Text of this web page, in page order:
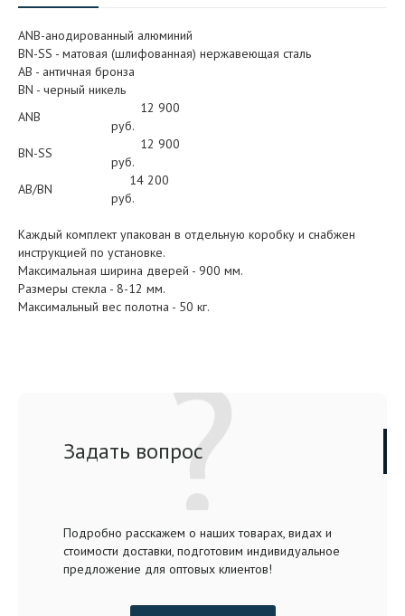
ANB-анодированный алюминий
BN-SS - матовая (шлифованная) нержавеющая сталь
АB - античная бронза
BN - черный никель
ANB
12 900
руб.
BN-SS
12 900
руб.
AB/BN
14 200
руб.
Каждый комплект упакован в отдельную коробку и снабжен
инструкцией по установке.
Максимальная ширина дверей - 900 мм.
Размеры стекла - 8-12 мм.
Максимальный вес полотна - 50 кг.
Задать вопрос
Подробно расскажем о наших товарах, видах и
стоимости доставки, подготовим индивидуальное
предложение для оптовых клиентов!